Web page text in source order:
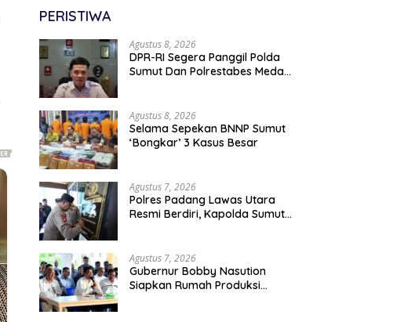
PERISTIWA
Agustus 8, 2026
DPR-RI Segera Panggil Polda
Sumut Dan Polrestabes Medan
Agustus 8, 2026
Selama Sepekan BNNP Sumut
‘Bongkar’ 3 Kasus Besar
Agustus 7, 2026
Polres Padang Lawas Utara
Resmi Berdiri, Kapolda Sumut
Agustus 7, 2026
Gubernur Bobby Nasution
Siapkan Rumah Produksi